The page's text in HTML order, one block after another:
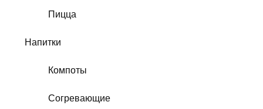
Пицца
Напитки
Компоты
Согревающие